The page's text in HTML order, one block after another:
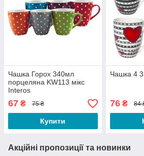
Чашка Горох 340мл
порцеляна KW113 мікс
Interos
67 ₴ 75 ₴
Купити
Чашка 4
76₴ 84
Акційні пропозиції та новинки